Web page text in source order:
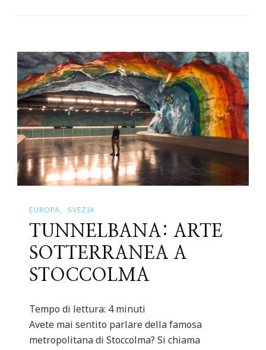
E
CURIOSITA’
EUROPA SVEZIA
TUNNELBANA: ARTE
SOTTERRANEA A
STOCCOLMA
Tempo di lettura: 4 minuti
Avete mai sentito parlare della famosa
metropolitana di Stoccolma? Si chiama